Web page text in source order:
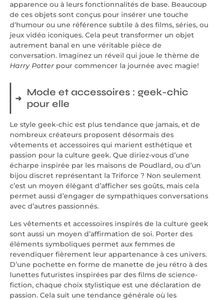
apparence ou à leurs fonctionnalités de base. Beaucoup
de ces objets sont conçus pour insérer une touche
d’humour ou une référence subtile à des films, séries, ou
jeux vidéo iconiques. Cela peut transformer un objet
autrement banal en une véritable pièce de
conversation. Imaginez un réveil qui joue le thème de
Harry Potter pour commencer la journée avec magie!
Mode et accessoires : geek-chic
pour elle
Le style geek-chic est plus tendance que jamais, et de
nombreux créateurs proposent désormais des
vêtements et accessoires qui marient esthétique et
passion pour la culture geek. Que diriez-vous d’une
écharpe inspirée par les maisons de Poudlard, ou d’un
bijou discret représentant la Triforce ? Non seulement
c’est un moyen élégant d’afficher ses goûts, mais cela
permet aussi d’engager de sympathiques conversations
avec d’autres passionnés.
Les vêtements et accessoires inspirés de la culture geek
sont aussi un moyen d’affirmation de soi. Porter des
éléments symboliques permet aux femmes de
revendiquer fièrement leur appartenance à ces univers.
D’une pochette en forme de manette de jeu rétro à des
lunettes futuristes inspirées par des films de science-
fiction, chaque choix stylistique est une déclaration de
passion. Cela suit une tendance générale où les